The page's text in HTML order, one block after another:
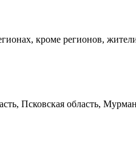
кроме регионов,
Псковская область,